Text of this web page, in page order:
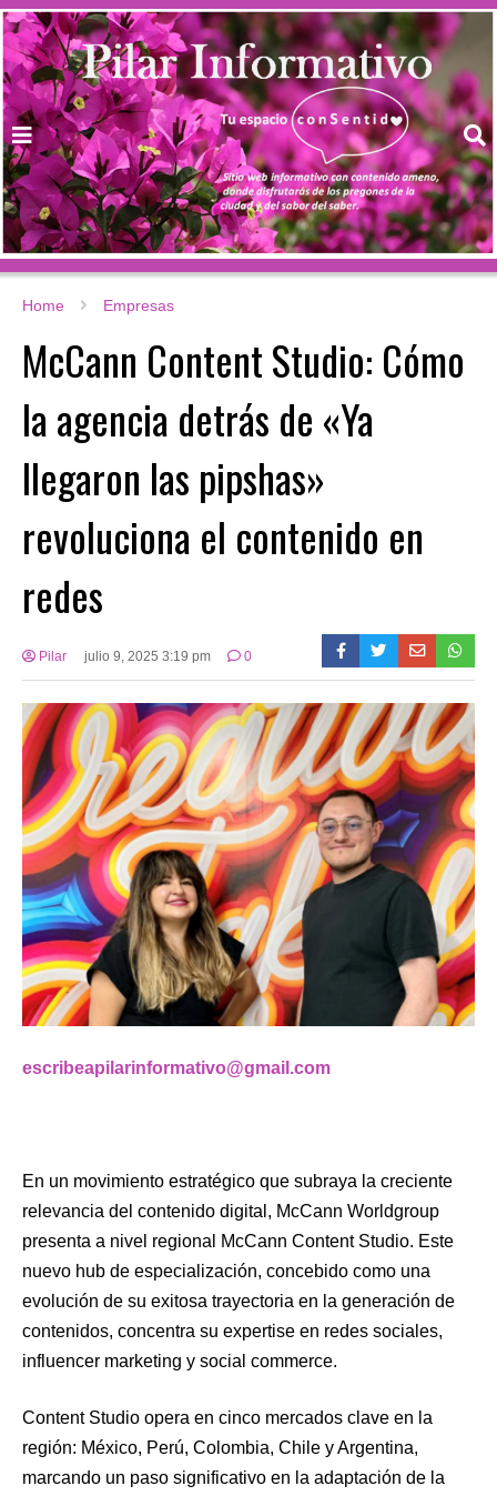
Home Empresas
McCann Content Studio: Cómo
la agencia detrás de «Ya
llegaron las pipshas»
revoluciona el contenido en
redes
Pilar julio 9, 2025 3:19 pm 0
escribeapilarinformativo@gmail.com
En un movimiento estratégico que subraya la creciente
relevancia del contenido digital, McCann Worldgroup
presenta a nivel regional McCann Content Studio. Este
nuevo hub de especialización, concebido como una
evolución de su exitosa trayectoria en la generación de
contenidos, concentra su expertise en redes sociales,
influencer marketing y social commerce.
Content Studio opera en cinco mercados clave en la
región: México, Perú, Colombia, Chile y Argentina,
marcando un paso significativo en la adaptación de la